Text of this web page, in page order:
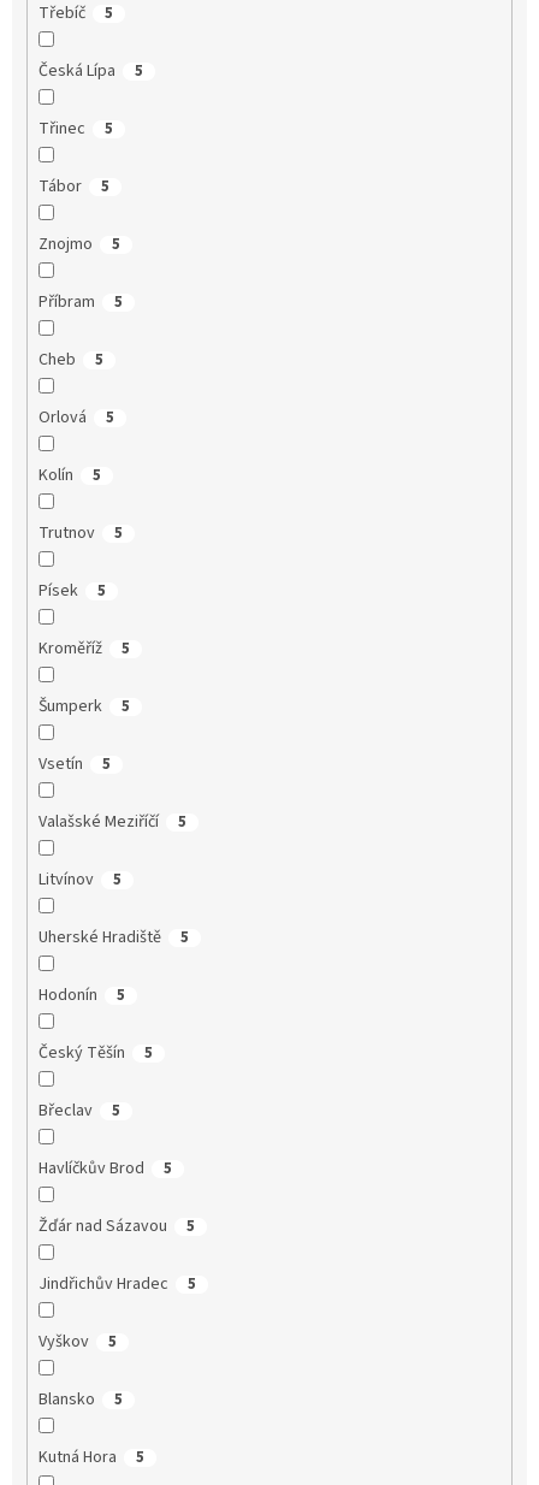
Třebíč 5
Česká Lípa 5
Třinec 5
Tábor 5
Znojmo 5
Příbram 5
Cheb 5
Orlová 5
Kolín 5
Trutnov 5
Písek 5
Kroměříž 5
Šumperk 5
Vsetín 5
Valašské Meziříčí 5
Litvínov 5
Uherské Hradiště 5
Hodonín 5
Český Těšín 5
Břeclav 5
Havlíčkův Brod 5
Žďár nad Sázavou 5
Jindřichův Hradec 5
Vyškov 5
Blansko 5
Kutná Hora 5